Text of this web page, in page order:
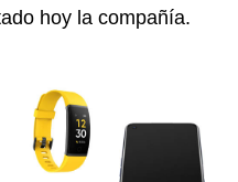
hoy la compañía.